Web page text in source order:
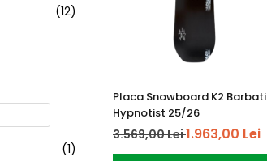
(12)
(1)
Placa Snowboard K2 Barbati
Hypnotist 25/26
3.569,00 Lei1.963,00 Lei